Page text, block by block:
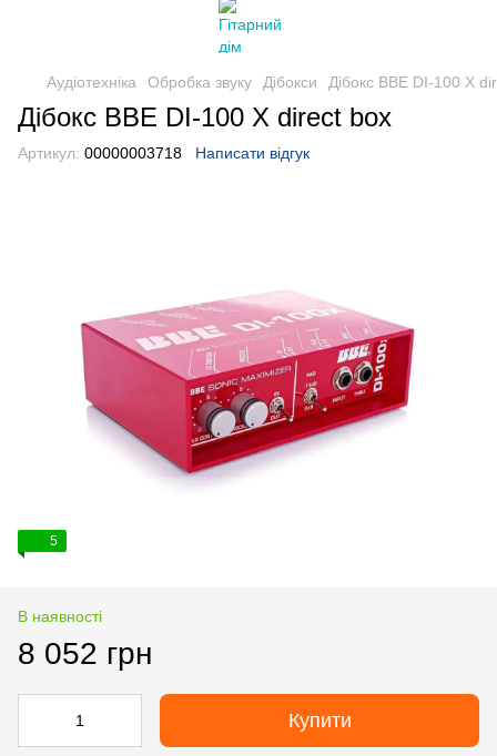
Аудіотехніка Обробка звуку Дібокси Дібокс BBE DI-100 X
Дібокс BBE DI-100 X direct box
Артикул: 00000003718 Написати відгук
5
В наявності
8 052 грн
Купити